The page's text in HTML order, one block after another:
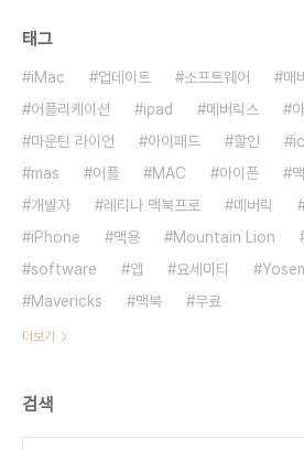
태그
iMac 업데이트 소프트웨어 매
어플리케이션
ipad 메버릭스
마운틴 라이언
아이패드 할인
mas
어플 MAC 아이폰
개발자
레티나 맥북프로 메버릭
iPhone
맥용 Mountain Lion
software
앱 요세미티
Mavericks
맥북 무료
더보기
검색